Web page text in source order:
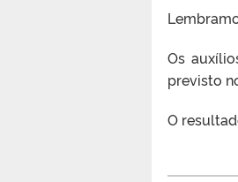
Os
previsto
O